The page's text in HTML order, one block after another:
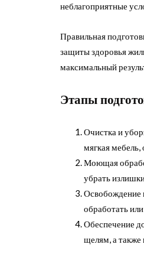
неблагоприятные
Правильная
защиты здоровья
максимальный
Этапы
Очистка и
мягкая мебель,
Моющая
убрать
Освобождение
обработать
Обеспечение
щелям, а также